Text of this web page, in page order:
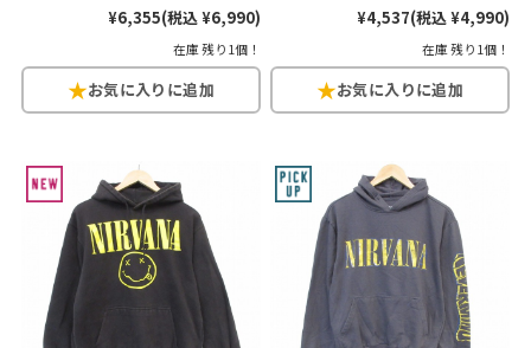
週刊ラッシュアウト新聞
古着コラム
メディア・イベント情報
Youtube 古着屋Rush Out チャンネル
スタッフコーディネート
¥6,355(税込 ¥6,990)
在庫 残り1個！
¥4,537(税込 ¥4,990)
在庫 残り1個！